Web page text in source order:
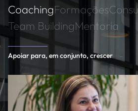
CoachingFormações
Team BuildingMentoria
Apoiar para, em conjunto, crescer